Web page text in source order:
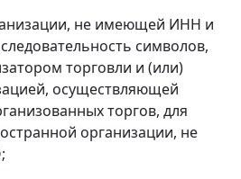
не имеющей ИНН и
символов,
торговли и (или)
осуществляющей
торгов, для
организации, не